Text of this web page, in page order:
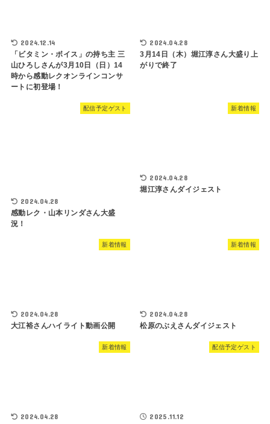
2024.12.14
「ビタミン・ボイス」の持ち主 三
山ひろしさんが3月10日（日）14
時から感動レクオンラインコンサ
ートに初登場！
2024.04.28
3月14日（木）堀江淳さん大盛り上
がりで終了
配信予定ゲスト
2024.04.28
感動レク・山本リンダさん大盛
況！
新着情報
2024.04.28
堀江淳さんダイジェスト
新着情報
2024.04.28
大江裕さんハイライト動画公開
新着情報
2024.04.28
松原のぶえさんダイジェスト
新着情報
2024.04.28
配信予定ゲスト
2025.11.12